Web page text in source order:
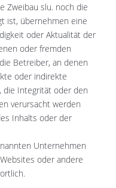
Zweibau slu. noch die
ist, übernehmen eine
oder Aktualität der
oder fremden
Betreiber, an denen
oder indirekte
die Integrität oder den
verursacht werden
Inhalts oder der
Unternehmen
oder andere